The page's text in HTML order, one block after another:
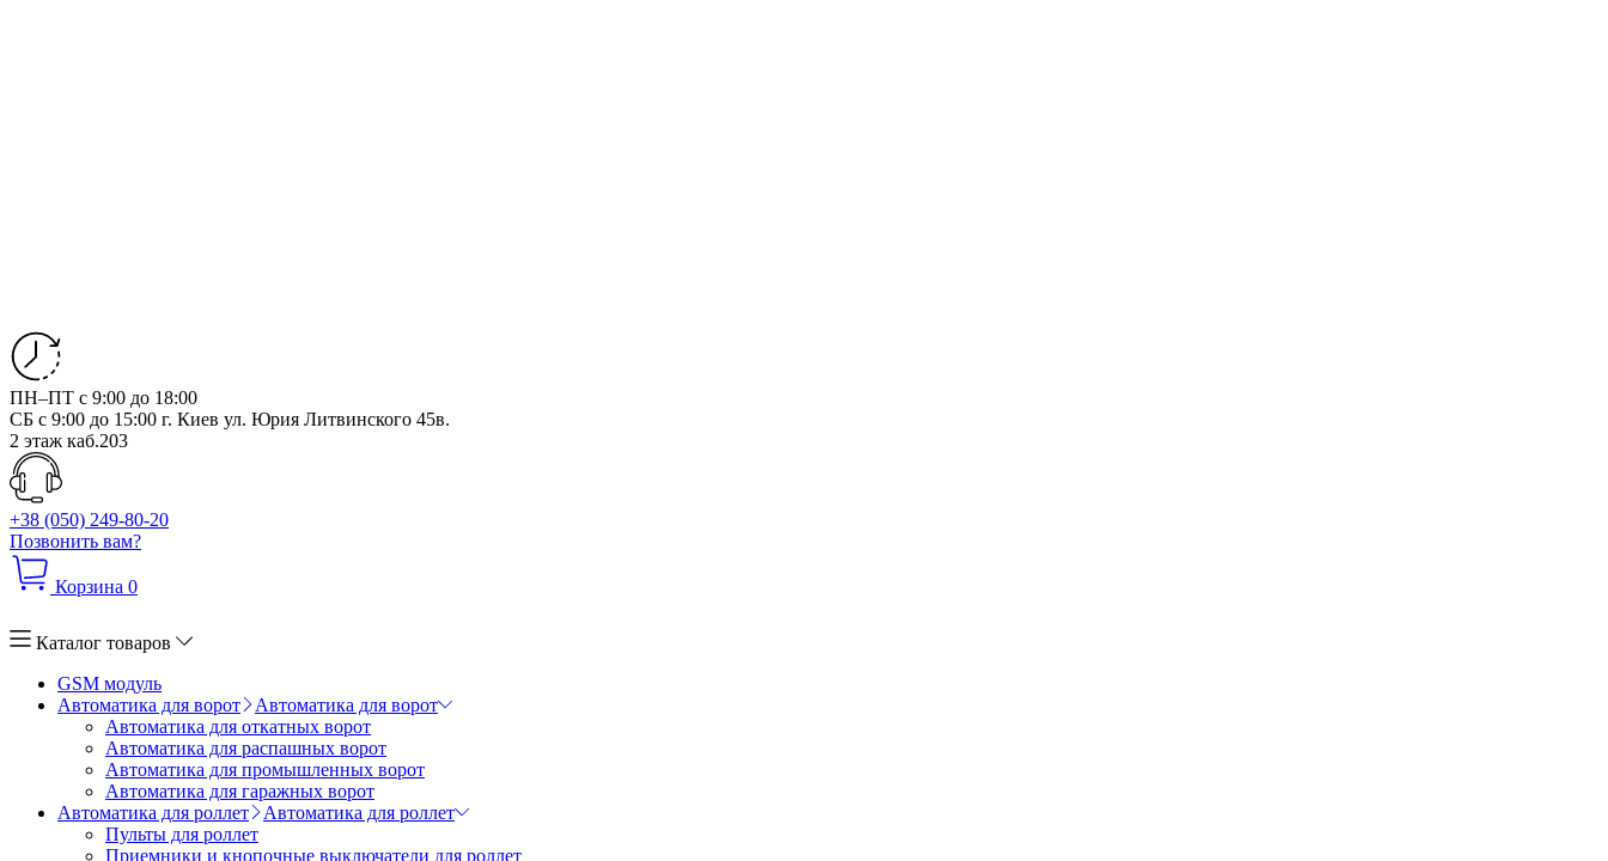
ПН–ПТ с 9:00 до 18:00
СБ с 9:00 до 15:00 г. Киев ул. Юрия Литвинского 45в.
2 этаж каб.203
+38 (050) 249-80-20
Позвонить вам?
Корзина 0
Каталог товаров
GSM модуль
Автоматика для ворот
Автоматика для ворот
Автоматика для откатных ворот
Автоматика для распашных ворот
Автоматика для промышленных ворот
Автоматика для гаражных ворот
Автоматика для роллет
Автоматика для роллет
Пульты для роллет
Приемники и кнопочные выключатели для роллет